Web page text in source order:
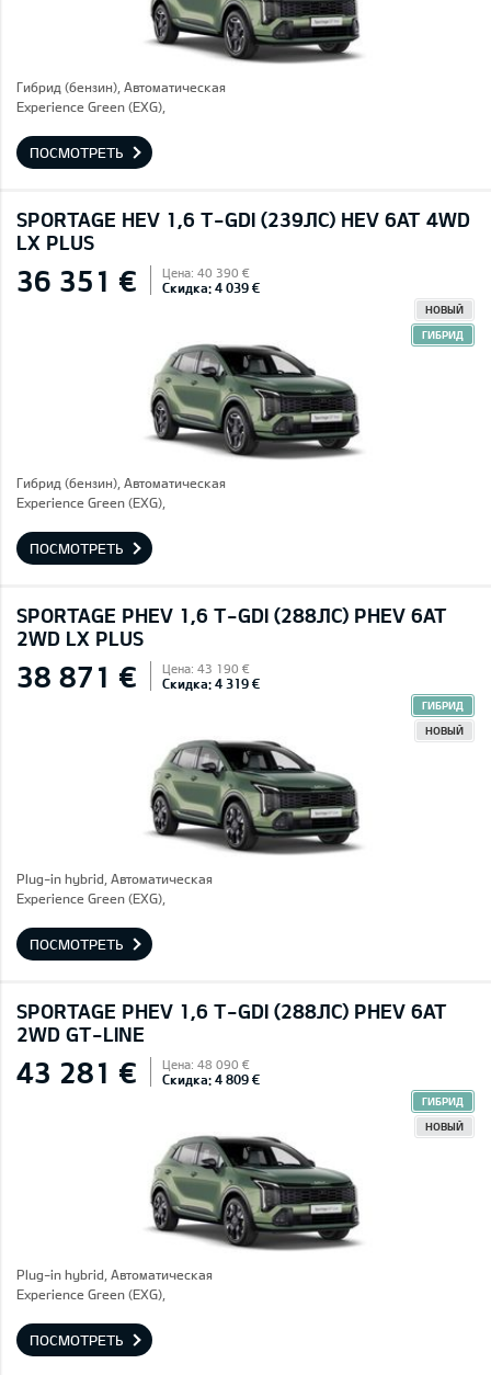
Гибрид (бензин), Автоматическая
Experience Green (EXG),
ПОСМОТРЕТЬ
SPORTAGE HEV 1,6 T-GDI (239ЛС) HEV 6AT 4WD
LX PLUS
36 351 € Цена: 40 390 €
Скидка: 4 039 €
НОВЫЙ
ГИБРИД
Гибрид (бензин), Автоматическая
Experience Green (EXG),
ПОСМОТРЕТЬ
SPORTAGE PHEV 1,6 T-GDI (288ЛС) PHEV 6AT
2WD LX PLUS
38 871 € Цена: 43 190 €
Скидка: 4 319 €
ГИБРИД
НОВЫЙ
Plug-in hybrid, Автоматическая
Experience Green (EXG),
ПОСМОТРЕТЬ
SPORTAGE PHEV 1,6 T-GDI (288ЛС) PHEV 6AT
2WD GT-LINE
43 281 € Цена: 48 090 €
Скидка: 4 809 €
ГИБРИД
НОВЫЙ
Plug-in hybrid, Автоматическая
Experience Green (EXG),
ПОСМОТРЕТЬ